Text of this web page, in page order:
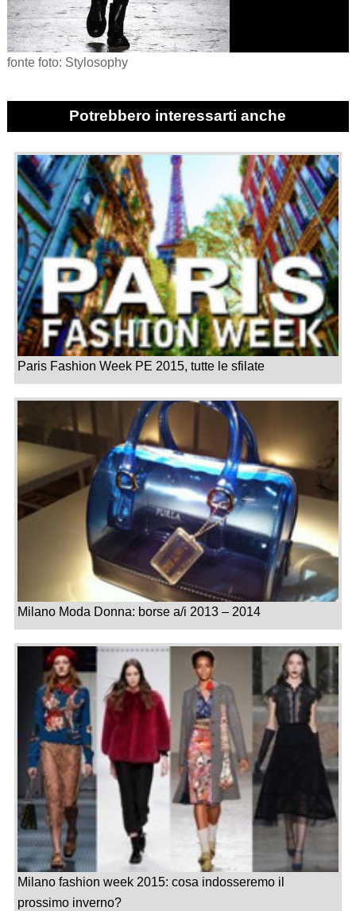
fonte foto: Stylosophy
Potrebbero interessarti anche
Paris Fashion Week PE 2015, tutte le sfilate
Milano Moda Donna: borse a/i 2013 – 2014
Milano fashion week 2015: cosa indosseremo il
prossimo inverno?